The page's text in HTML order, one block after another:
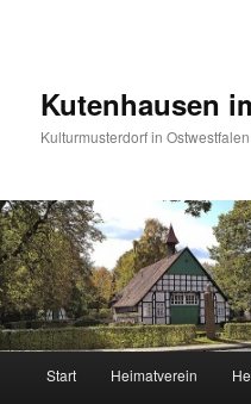
Kutenhausen
Kulturmusterdorf in Ostwestfalen
Start Heimatverein